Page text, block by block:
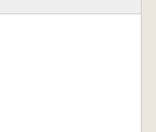
古墳時代～奈
土器について
時代後期の土
長制
器」の出現と